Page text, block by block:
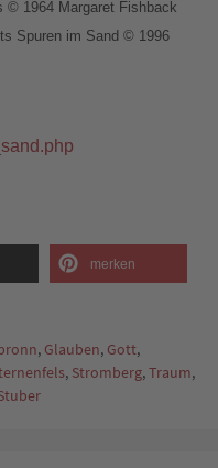
© 1964 Margaret Fishback
Spuren im Sand © 1996
merken
, Glauben, Gott,
, Stromberg,Traum,